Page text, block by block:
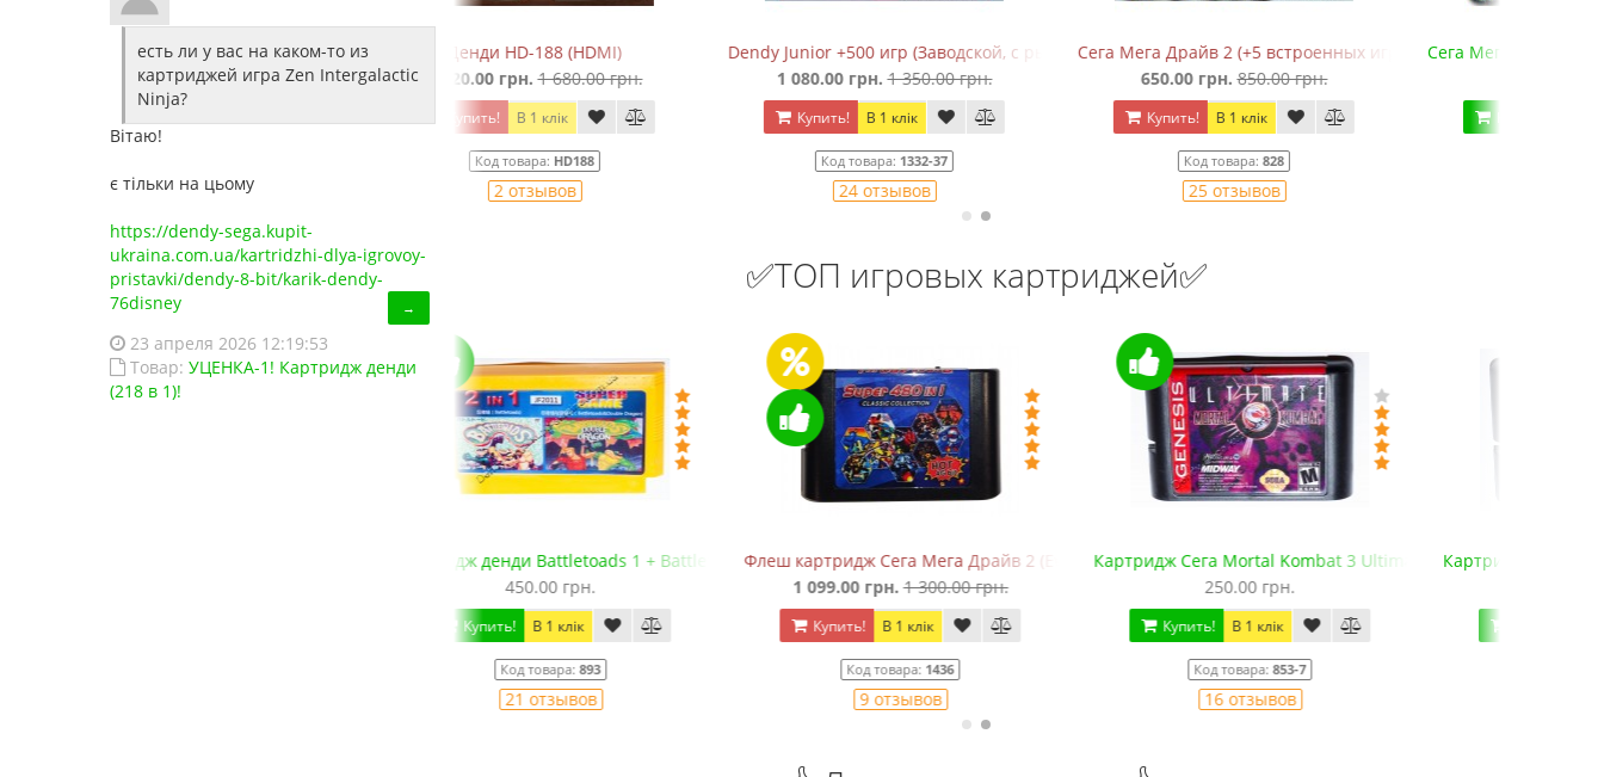
есть ли у вас на каком-то из
картриджей игра Zen Intergalactic
Ninja?
Вітаю!
є тільки на цьому
https://dendy-sega.kupit-
ukraina.com.ua/kartridzhi-dlya-igrovoy-
pristavki/dendy-8-bit/karik-dendy-
76disney
→
23 апреля 2026 12:19:53
Товар: УЦЕНКА-1! Картридж денди
(218 в 1)!
Денди HD-188 (HDMI)
1 520.00 грн. 1 680.00 грн.
2 отзывов
Dendy Junior +500 игр (Заводской, с рычажком)
1 080.00 грн. 1 350.00 грн.
Купить! В 1 клік
Код товара:
24 отзывов
Сега Мега Драйв 2 (+5 встроенных игр в 368 вариантах)
650.00 грн. 850.00 грн.
Купить! В 1 клік
Код товара:
25 отзывов
Сега Мега Драйв ONE (ОРИГИНАЛЬНОЕ качество!)
1 150.00 грн.
Купить! В 1 клік
Код товара:
24 отзывов
✅ТОП игровых картриджей✅
Картридж денди Battletoads 1 + Battletoads 2: Double DragonФлеш картридж Сега Мега Драйв 2 (EverDrive MD V.х2, +SD)
1 099.00 грн.
Купить! В 1 клік
Код товара:
9 отзывов
Картридж Сега Mortal Kombat 3 Ultimate
250.00 грн.
Купить! В 1 клік
Код товара:
16 отзывов
Картридж Сега 5 в 1 Mortal Kombat Антология
350.00 грн.
Купить! В 1 клік
Код товара:
1 отзывов